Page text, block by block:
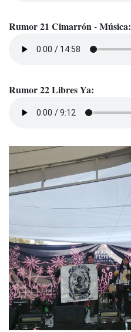
Rumor 21 Cimarrón - Música:
Rumor 22 Libres Ya: